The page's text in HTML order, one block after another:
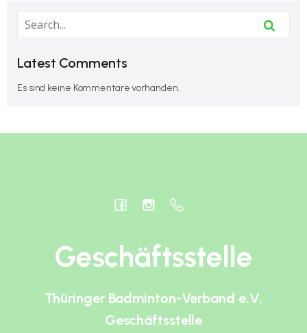
Latest Comments
Es sind keine Kommentare vorhanden.
Geschäftsstelle
Thüringer Badminton-Verband e.V.
Geschäftsstelle